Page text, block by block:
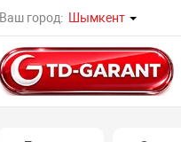
Ваш город: Шымкент